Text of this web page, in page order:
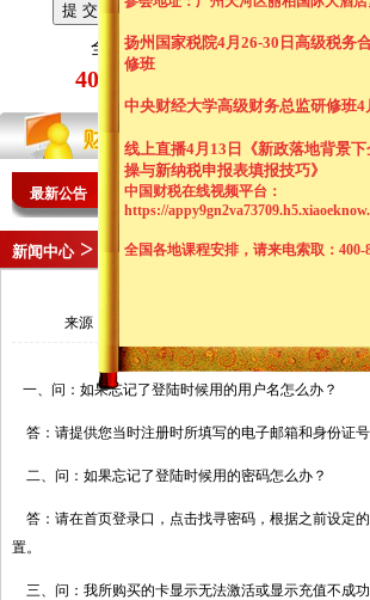
| | 注册|
全国客服热线：
400-883-9368
最新公告 中国财税在线2026年4月13日线上直
中 国财税在线2026年4月13日线上直
新闻中心> 入会指南
来源：
一、问：如果忘记了登陆时候用的用户名怎么办？
答：请提供您当时注册时所填写的电子邮箱和身份证号
二、问：如果忘记了登陆时候用的密码怎么办？
答：请在首页登录口，点击找寻密码，根据之前设定
置。
三、问：我所购买的卡显示无法激活或显示充值不成功
扬州国家税院4月26-30日高级税务
修班
中央财经大学高级财务总监研修班4
线上直播4月13日《新政落地背景
操与新纳税申报表填报技巧》
中国财税在线视频平台：
https://
全国各地课程安排，请来电索取：400-